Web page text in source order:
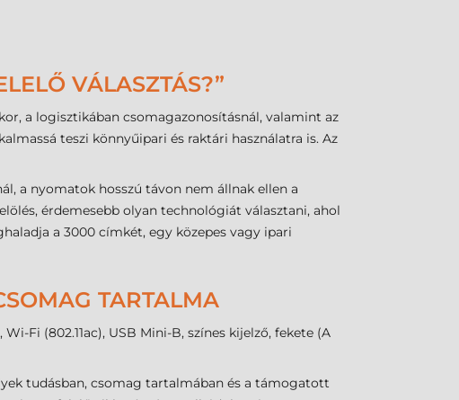
VÁLASZTÁS?”
a logisztikában csomagazonosításnál, valamint az
teszi könnyűipari és raktári használatra is. Az
a nyomatok hosszú távon nem állnak ellen a
érdemesebb olyan technológiát választani, ahol
a 3000 címkét, egy közepes vagy ipari
TARTALMA
Fi (802.11ac), USB Mini-B, színes kijelző, fekete (A
tudásban, csomag tartalmában és a támogatott